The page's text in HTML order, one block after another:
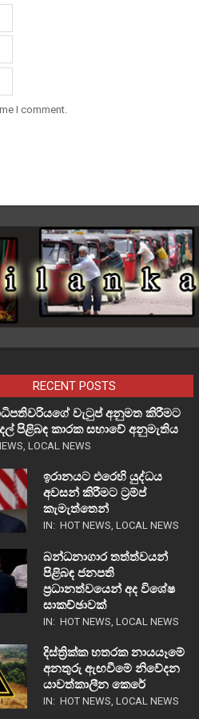
I comment.
RECENT POSTS
වැටුප් අනුමත කිරීමට
පිළිබඳ කාරක සභාවේ අනුමැතිය
, LOCAL NEWS
ඉරානයට එරෙහි යුද්ධය
අවසන් කිරීමට ට්‍රම්ප්
කැමැත්තෙන්
IN: HOT NEWS, LOCAL NEWS
බන්ධනාගාර තත්ත්වයන්
පිළිබඳ ජනපති
ප්‍රධානත්වයෙන් අද විශේෂ
සාකච්ඡාවක්
IN: HOT NEWS, LOCAL NEWS
දිස්ත්‍රික්ක හතරක නායයෑමේ
අනතුරු ඇඟවීමේ නිවේදන
යාවත්කාලීන කෙරේ
IN: HOT NEWS, LOCAL NEWS